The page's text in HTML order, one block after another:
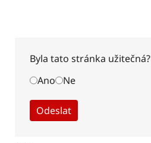
Byla tato stránka užitečná?
Ano
Ne